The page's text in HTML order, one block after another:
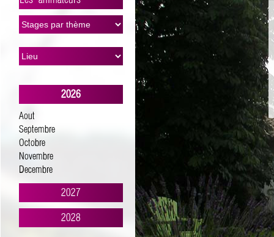
>
2026
Aout
Septembre
Octobre
Novembre
Decembre
2027
2028